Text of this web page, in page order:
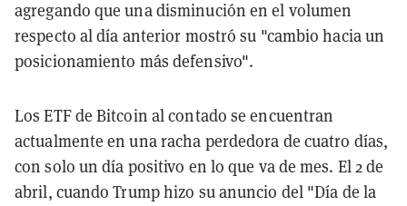
agregando que una disminución en el volumen
respecto al día anterior mostró su "cambio hacia un
posicionamiento más defensivo".
Los ETF de Bitcoin al contado se encuentran
actualmente en una racha perdedora de cuatro días,
con solo un día positivo en lo que va de mes. El 2 de
abril, cuando Trump hizo su anuncio del "Día de la